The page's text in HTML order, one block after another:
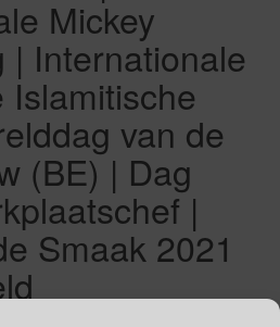
Mickey
| Internationale
Islamitische
van de
(BE) | Dag
|
Smaak 2021